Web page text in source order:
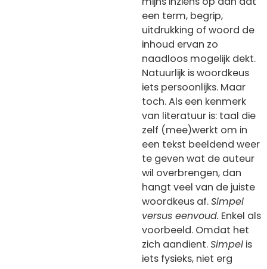
een term, begrip,
uitdrukking of woord de
inhoud ervan zo
naadloos mogelijk dekt.
Natuurlijk is woordkeus
iets persoonlijks. Maar
toch. Als een kenmerk
van literatuur is: taal die
zelf (mee)werkt om in
een tekst beeldend weer
te geven wat de auteur
wil overbrengen, dan
hangt veel van de juiste
woordkeus af.Simpel
versus eenvoud. Enkel als
voorbeeld. Omdat het
zich aandient.Simpel is
iets fysieks, niet erg